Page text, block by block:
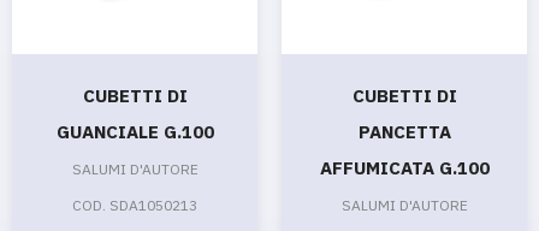
CUBETTI DI
GUANCIALE G.100
SALUMI D'AUTORE
COD. SDA1050213
CUBETTI DI
PANCETTA
AFFUMICATA G.100
SALUMI D'AUTORE